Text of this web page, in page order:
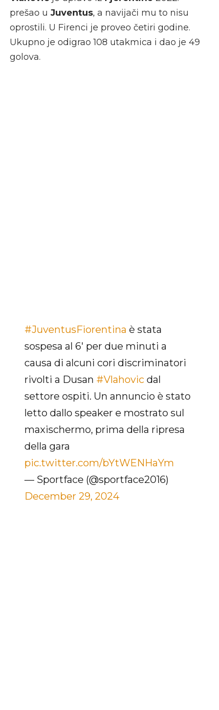
prešao u Juventus, a navijači mu to nisu
oprostili. U Firenci je proveo četiri godine.
Ukupno je odigrao 108 utakmica i dao je 49
golova.
#JuventusFiorentina è stata
sospesa al 6' per due minuti a
causa di alcuni cori discriminatori
rivolti a Dusan #Vlahovic dal
settore ospiti. Un annuncio è stato
letto dallo speaker e mostrato sul
maxischermo, prima della ripresa
della gara
pic.twitter.com/bYtWENHaYm
— Sportface (@sportface2016)
December 29, 2024